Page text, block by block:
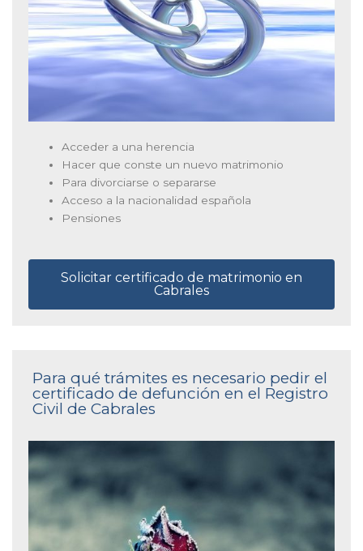
Acceder a una herencia
Hacer que conste un nuevo matrimonio
Para divorciarse o separarse
Acceso a la nacionalidad española
Pensiones
Solicitar certificado de matrimonio en
Cabrales
Para qué trámites es necesario pedir el
certificado de defunción en el Registro
Civil de Cabrales